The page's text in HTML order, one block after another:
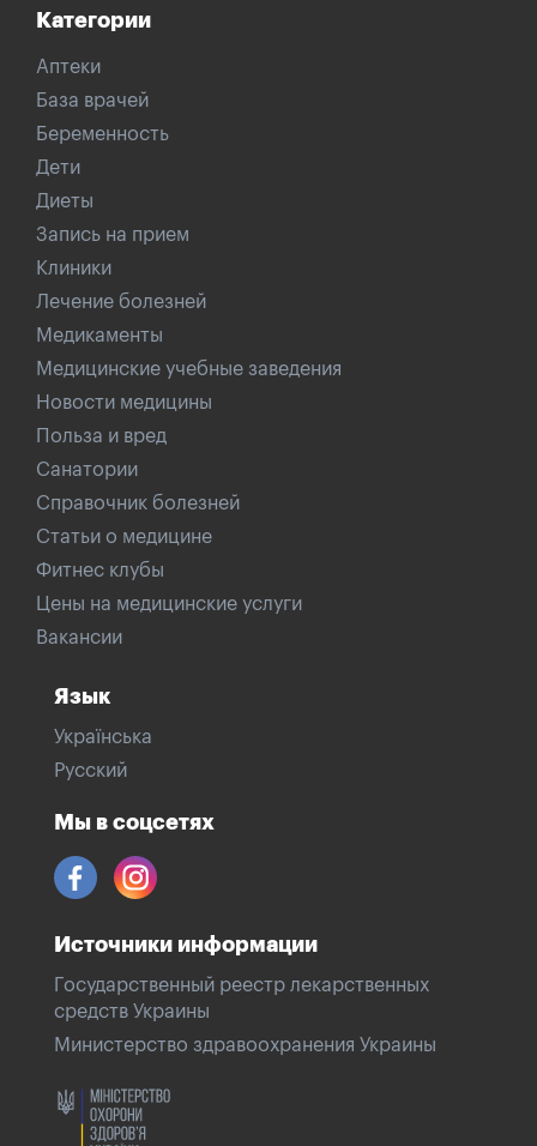
Категории
Аптеки
База врачей
Беременность
Дети
Диеты
Запись на прием
Клиники
Лечение болезней
Медикаменты
Медицинские учебные заведения
Новости медицины
Польза и вред
Санатории
Справочник болезней
Статьи о медицине
Фитнес клубы
Цены на медицинские услуги
Вакансии
Язык
Українська
Русский
Мы в соцсетях
Источники информации
Государственный реестр лекарственных
средств Украины
Министерство здравоохранения Украины